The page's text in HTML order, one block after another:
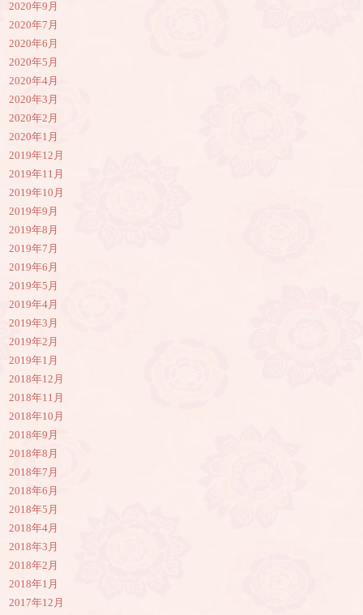
2020年9月
2020年7月
2020年6月
2020年5月
2020年4月
2020年3月
2020年2月
2020年1月
2019年12月
2019年11月
2019年10月
2019年9月
2019年8月
2019年7月
2019年6月
2019年5月
2019年4月
2019年3月
2019年2月
2019年1月
2018年12月
2018年11月
2018年10月
2018年9月
2018年8月
2018年7月
2018年6月
2018年5月
2018年4月
2018年3月
2018年2月
2018年1月
2017年12月